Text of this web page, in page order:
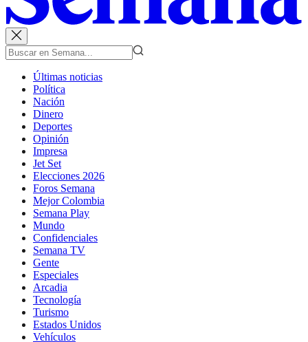
Últimas noticias
Política
Nación
Dinero
Deportes
Opinión
Impresa
Jet Set
Elecciones 2026
Foros Semana
Mejor Colombia
Semana Play
Mundo
Confidenciales
Semana TV
Gente
Especiales
Arcadia
Tecnología
Turismo
Estados Unidos
Vehículos